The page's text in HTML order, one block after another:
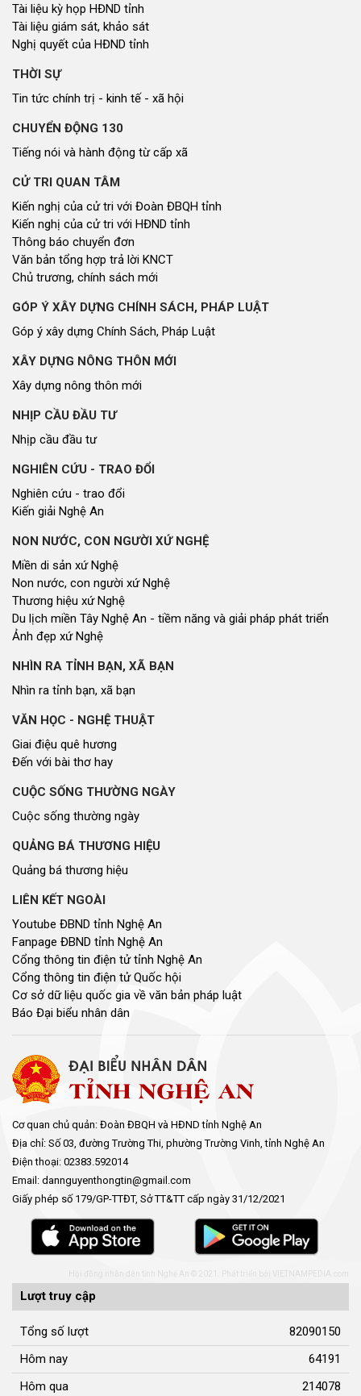
Tài liệu kỳ họp HĐND tỉnh
Tài liệu giám sát, khảo sát
Nghị quyết của HĐND tỉnh
THỜI SỰ
Tin tức chính trị - kinh tế - xã hội
CHUYỂN ĐỘNG 130
Tiếng nói và hành động từ cấp xã
CỬ TRI QUAN TÂM
Kiến nghị của cử tri với Đoàn ĐBQH tỉnh
Kiến nghị của cử tri với HĐND tỉnh
Thông báo chuyển đơn
Văn bản tổng hợp trả lời KNCT
Chủ trương, chính sách mới
GÓP Ý XÂY DỰNG CHÍNH SÁCH, PHÁP LUẬT
Góp ý xây dựng Chính Sách, Pháp Luật
XÂY DỰNG NÔNG THÔN MỚI
Xây dựng nông thôn mới
NHỊP CẦU ĐẦU TƯ
Nhịp cầu đầu tư
NGHIÊN CỨU - TRAO ĐỔI
Nghiên cứu - trao đổi
Kiến giải Nghệ An
NON NƯỚC, CON NGƯỜI XỨ NGHỆ
Miền di sản xứ Nghệ
Non nước, con người xứ Nghệ
Thương hiệu xứ Nghệ
Du lịch miền Tây Nghệ An - tiềm năng và giải pháp phát triển
Ảnh đẹp xứ Nghệ
NHÌN RA TỈNH BẠN, XÃ BẠN
Nhìn ra tỉnh bạn, xã bạn
VĂN HỌC - NGHỆ THUẬT
Giai điệu quê hương
Đến với bài thơ hay
CUỘC SỐNG THƯỜNG NGÀY
Cuộc sống thường ngày
QUẢNG BÁ THƯƠNG HIỆU
Quảng bá thương hiệu
LIÊN KẾT NGOÀI
Youtube ĐBND tỉnh Nghệ An
Fanpage ĐBND tỉnh Nghệ An
Cổng thông tin điện tử tỉnh Nghệ An
Cổng thông tin điện tử Quốc hội
Cơ sở dữ liệu quốc gia về văn bản pháp luật
Báo Đại biểu nhân dân
Cơ quan chủ quản: Đoàn ĐBQH và HĐND tỉnh Nghệ An
Địa chỉ: Số 03, đường Trường Thi, phường Trường Vinh, tỉnh Nghệ An
Điện thoại: 02383.592014
Email: dannguyenthongtin@gmail.com
Giấy phép số 179/GP-TTĐT, Sở TT&TT cấp ngày 31/12/2021
Hội đồng nhân dân tỉnh Nghệ An © 2021. Phát triển bởi
Lượt truy cập
Tổng số lượt
82090150
Hôm nay
64191
Hôm qua
214078